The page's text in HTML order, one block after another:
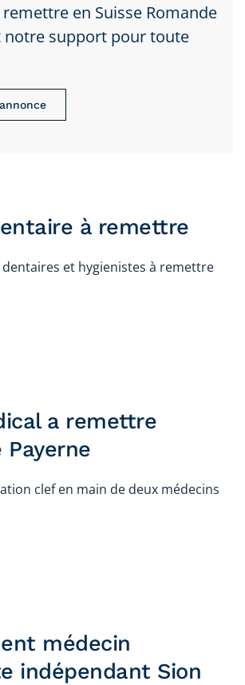
en Suisse Romande
notre support pour toute
à remettre
et hygienistes à remettre
a remettre
clef en main de deux médecins
médecin
indépendant Sion